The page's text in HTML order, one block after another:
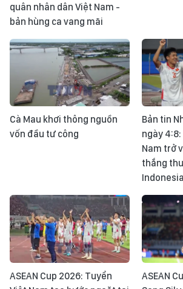
quân nhân dân Việt Nam -
bản hùng ca vang mãi
Cà Mau khơi thông nguồn
vốn đầu tư công
Bản tin
ngày
Nam trở
thắng
Indonesia
ASEAN Cup 2026: Tuyển
ASEAN